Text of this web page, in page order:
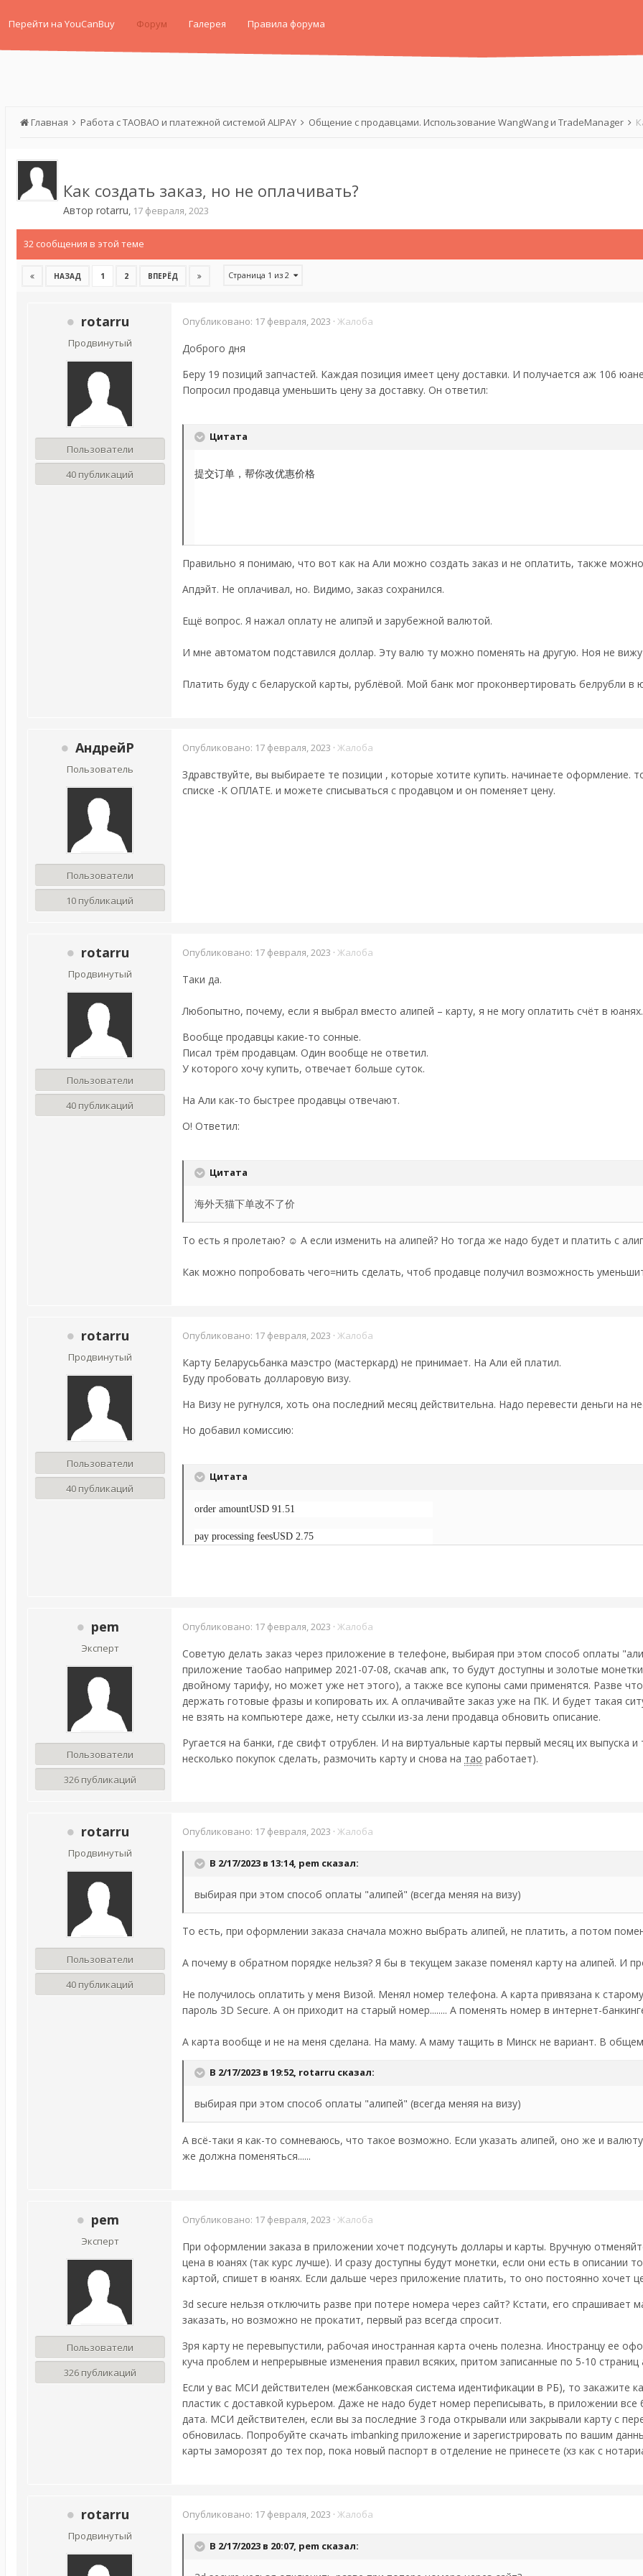
Перейти на YouCanBuy Форум Галерея Правила форума
Главная Работа с TAOBAO и платежной системой ALIPAY Общение с продавцами. Использование WangWang и TradeManager
Как создать заказ, но не оплачивать?
Автор rotarru, 17 февраля, 2023
32 сообщения в этой теме
НАЗАД 1 2 ВПЕРЁД Страница 1 из 2
rotarru
Продвинутый
Пользователи
40 публикаций
Опубликовано: 17 февраля, 2023 · Жалоба
Доброго дня
Беру 19 позиций запчастей. Каждая позиция имеет цену доставки. И получается аж 106
Попросил продавца уменьшить цену за доставку. Он ответил:
Цитата
提交订单，帮你改优惠价格
Правильно я понимаю, что вот как на Али можно создать заказ и не оплатить, также
Апдэйт. Не оплачивал, но. Видимо, заказ сохранился.
Ещё вопрос. Я нажал оплату не алипэй и зарубежной валютой.
И мне автоматом подставился доллар. Эту валю ту можно поменять на другую. Ноя не
Платить буду с беларуской карты, рублёвой. Мой банк мог проконвертировать белрубли в
АндрейР
Пользователь
Пользователи
10 публикаций
Опубликовано: 17 февраля, 2023 · Жалоба
Здравствуйте, вы выбираете те позиции , которые хотите купить. начинаете оформление.
списке -К ОПЛАТЕ. и можете списываться с продавцом и он поменяет цену.
rotarru
Продвинутый
Пользователи
40 публикаций
Опубликовано: 17 февраля, 2023 · Жалоба
Таки да.
Любопытно, почему, если я выбрал вместо алипей – карту, я не могу оплатить счёт в
Вообще продавцы какие-то сонные.
Писал трём продавцам. Один вообще не ответил.
У которого хочу купить, отвечает больше суток.
На Али как-то быстрее продавцы отвечают.
О! Ответил:
Цитата
海外天猫下单改不了价
То есть я пролетаю? ☺ А если изменить на алипей? Но тогда же надо будет и платить с
Как можно попробовать чего=нить сделать, чтоб продавце получил возможность
rotarru
Продвинутый
Пользователи
40 публикаций
Опубликовано: 17 февраля, 2023 · Жалоба
Карту Беларусьбанка маэстро (мастеркард) не принимает. На Али ей платил.
Буду пробовать долларовую визу.
На Визу не ругнулся, хоть она последний месяц действительна. Надо перевести деньги на
Но добавил комиссию:
Цитата
order amountUSD 91.51
pay processing feesUSD 2.75
pem
Эксперт
Пользователи
326 публикаций
Опубликовано: 17 февраля, 2023 · Жалоба
Советую делать заказ через приложение в телефоне, выбирая при этом способ оплаты
приложение таобао например 2021-07-08, скачав апк, то будут доступны и золотые
двойному тарифу, но может уже нет этого), а также все купоны сами применятся. Разве
держать готовые фразы и копировать их. А оплачивайте заказ уже на ПК. И будет такая
не взять на компьютере даже, нету ссылки из-за лени продавца обновить описание.
Ругается на банки, где свифт отрублен. И на виртуальные карты первый месяц их выпуска
несколько покупок сделать, размочить карту и снова на тао работает).
rotarru
Продвинутый
Пользователи
40 публикаций
Опубликовано: 17 февраля, 2023 · Жалоба
В 2/17/2023 в 13:14, pem сказал:
выбирая при этом способ оплаты "алипей" (всегда меняя на визу)
То есть, при оформлении заказа сначала можно выбрать алипей, не платить, а потом
А почему в обратном порядке нельзя? Я бы в текущем заказе поменял карту на алипей. И
Не получилось оплатить у меня Визой. Менял номер телефона. А карта привязана к
пароль 3D Secure. А он приходит на старый номер........ А поменять номер в интернет-
А карта вообще и не на меня сделана. На маму. А маму тащить в Минск не вариант. В
В 2/17/2023 в 19:52, rotarru сказал:
выбирая при этом способ оплаты "алипей" (всегда меняя на визу)
А всё-таки я как-то сомневаюсь, что такое возможно. Если указать алипей, оно же и
же должна поменяться......
pem
Эксперт
Пользователи
326 публикаций
Опубликовано: 17 февраля, 2023 · Жалоба
При оформлении заказа в приложении хочет подсунуть доллары и карты. Вручную
цена в юанях (так курс лучше). И сразу доступны будут монетки, если они есть в описании
картой, спишет в юанях. Если дальше через приложение платить, то оно постоянно хочет
3d secure нельзя отключить разве при потере номера через сайт? Кстати, его спрашивает
заказать, но возможно не прокатит, первый раз всегда спросит.
Зря карту не перевыпустили, рабочая иностранная карта очень полезна. Иностранцу ее
куча проблем и непрерывные изменения правил всяких, притом записанные по 5-10 страниц
Если у вас МСИ действителен (межбанковская система идентификации в РБ), то закажите
пластик с доставкой курьером. Даже не надо будет номер переписывать, в приложении
дата. МСИ действителен, если вы за последние 3 года открывали или закрывали карту с
обновилась. Попробуйте скачать imbanking приложение и зарегистрировать по вашим
карты заморозят до тех пор, пока новый паспорт в отделение не принесете (хз как с
rotarru
Продвинутый
Опубликовано: 17 февраля, 2023 · Жалоба
В 2/17/2023 в 20:07, pem сказал: